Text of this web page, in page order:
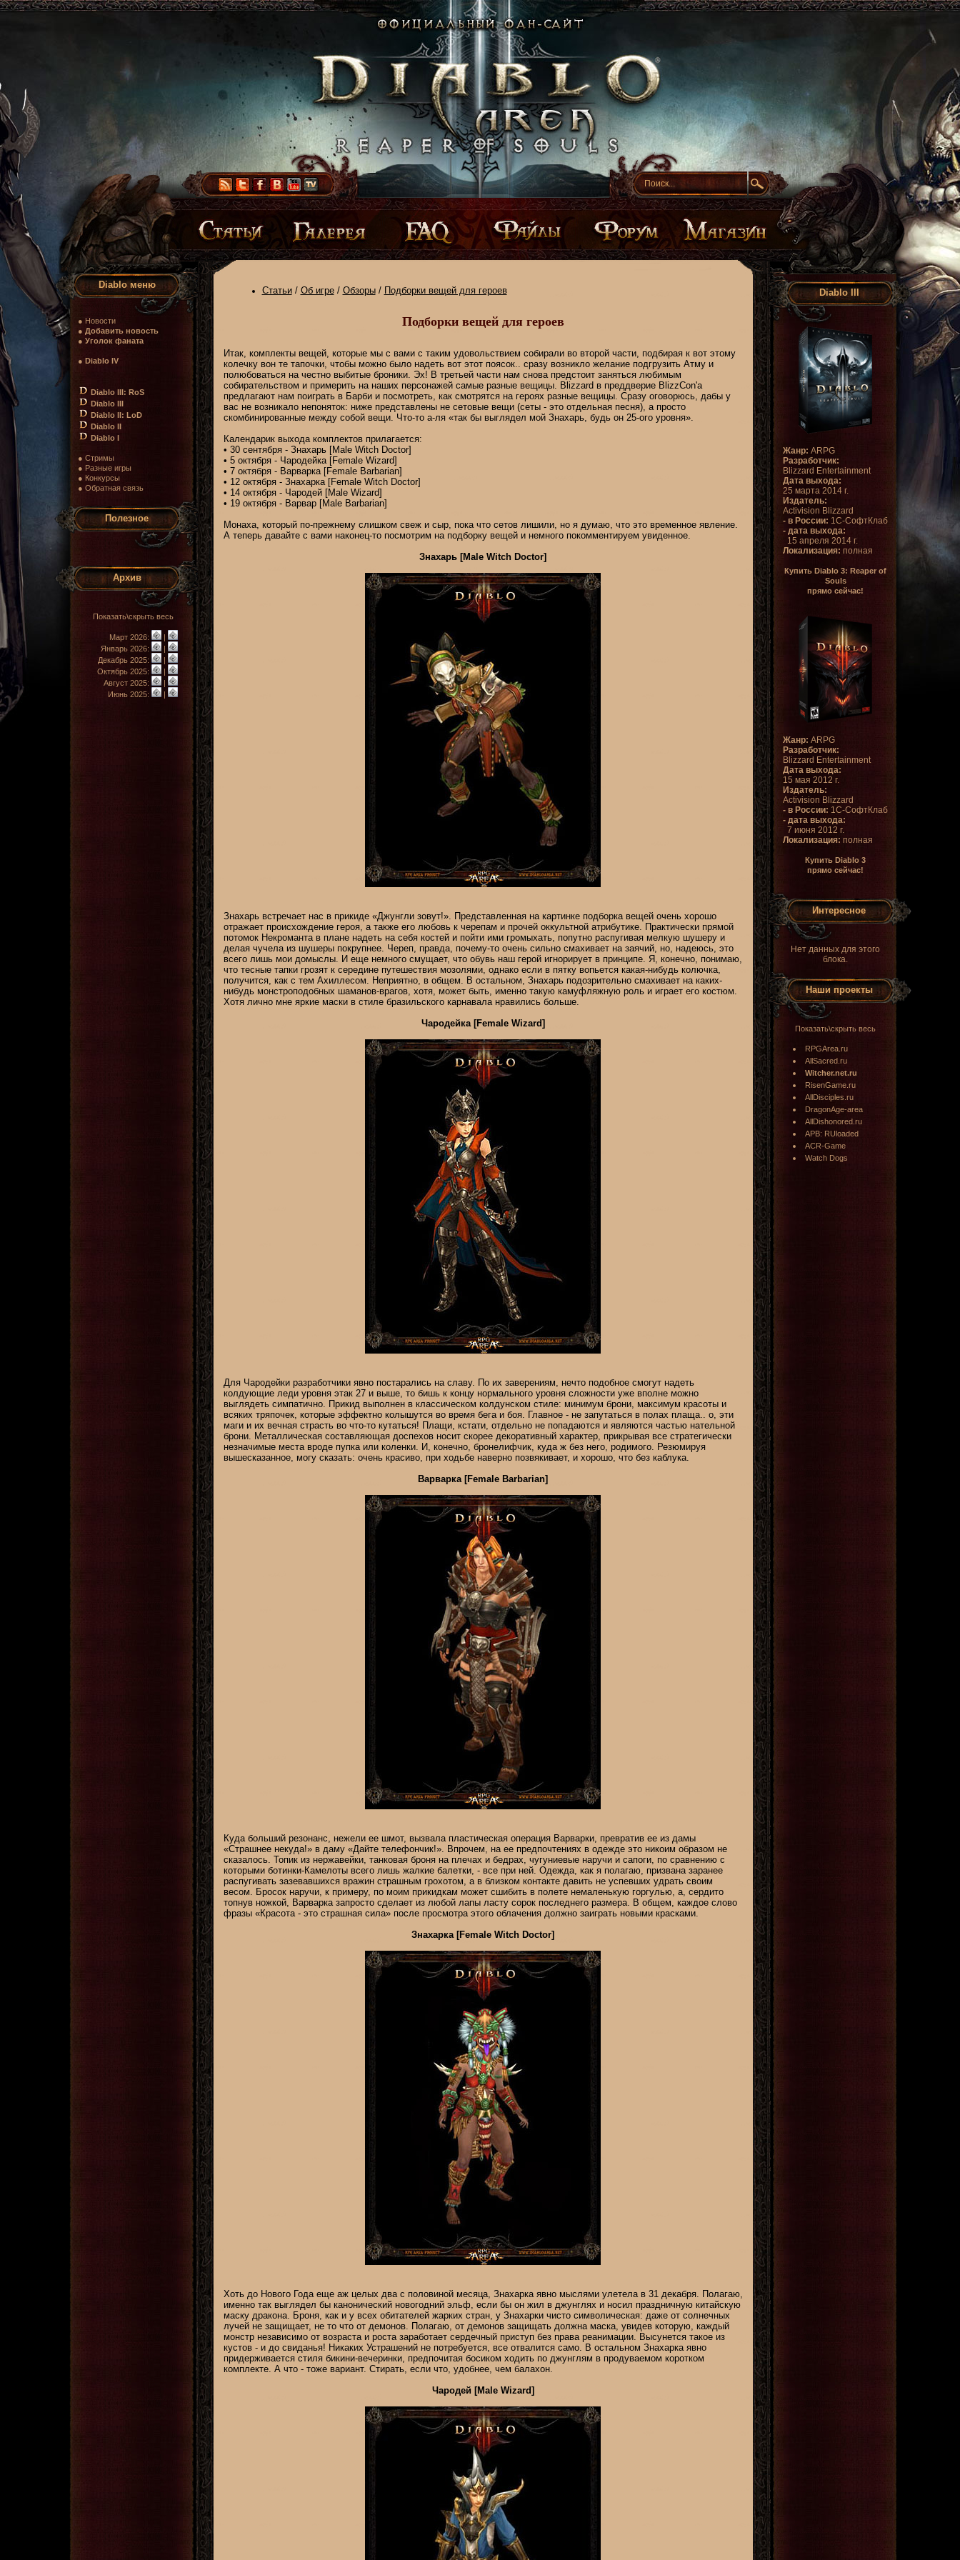
Diablo меню
● Новости
● Добавить новость
● Уголок фаната
● Diablo IV
Diablo III: RoS
Diablo III
Diablo II: LoD
Diablo II
Diablo I
● Стримы
● Разные игры
● Конкурсы
● Обратная связь
Полезное
Архив
Показать\скрыть весь
Март 2026:
|
Январь 2026:
|
Декабрь 2025:
|
Октябрь 2025:
|
Август 2025:
|
Июнь 2025:
|
Статьи/ Об игре/ Обзоры/ Подборки вещей для героев
Подборки вещей для героев
Итак, комплекты вещей, которые мы с вами с таким удовольствием собирали во второй части, подбирая к вот этому
колечку вон те тапочки, чтобы можно было надеть вот этот поясок.. сразу возникло желание подгрузить Атму и
полюбоваться на честно выбитые броники. Эх! В третьей части нам снова предстоит заняться любимым
собирательством и примерить на наших персонажей самые разные вещицы. Blizzard в преддверие BlizzCon'а
предлагают нам поиграть в Барби и посмотреть, как смотрятся на героях разные вещицы. Сразу оговорюсь, дабы у
вас не возникало непоняток: ниже представлены не сетовые вещи (сеты - это отдельная песня), а просто
скомбинированные между собой вещи. Что-то а-ля «так бы выглядел мой Знахарь, будь он 25-ого уровня».
Календарик выхода комплектов прилагается:
• 30 сентября - Знахарь [Male Witch Doctor]
• 5 октября - Чародейка [Female Wizard]
• 7 октября - Варварка [Female Barbarian]
• 12 октября - Знахарка [Female Witch Doctor]
• 14 октября - Чародей [Male Wizard]
• 19 октября - Варвар [Male Barbarian]
Монаха, который по-прежнему слишком свеж и сыр, пока что сетов лишили, но я думаю, что это временное явление.
А теперь давайте с вами наконец-то посмотрим на подборку вещей и немного покомментируем увиденное.
Знахарь [Male Witch Doctor]
Знахарь встречает нас в прикиде «Джунгли зовут!». Представленная на картинке подборка вещей очень хорошо
отражает происхождение героя, а также его любовь к черепам и прочей оккультной атрибутике. Практически прямой
потомок Некроманта в плане надеть на себя костей и пойти ими громыхать, попутно распугивая мелкую шушеру и
делая чучела из шушеры покрупнее. Череп, правда, почему-то очень сильно смахивает на заячий, но, надеюсь, это
всего лишь мои домыслы. И еще немного смущает, что обувь наш герой игнорирует в принципе. Я, конечно, понимаю,
что тесные тапки грозят к середине путешествия мозолями, однако если в пятку вопьется какая-нибудь колючка,
получится, как с тем Ахиллесом. Неприятно, в общем. В остальном, Знахарь подозрительно смахивает на каких-
нибудь монстроподобных шаманов-врагов, хотя, может быть, именно такую камуфляжную роль и играет его костюм.
Хотя лично мне яркие маски в стиле бразильского карнавала нравились больше.
Чародейка [Female Wizard]
Для Чародейки разработчики явно постарались на славу. По их заверениям, нечто подобное смогут надеть
колдующие леди уровня этак 27 и выше, то бишь к концу нормального уровня сложности уже вполне можно
выглядеть симпатично. Прикид выполнен в классическом колдунском стиле: минимум брони, максимум красоты и
всяких тряпочек, которые эффектно колышутся во время бега и боя. Главное - не запутаться в полах плаща.. о, эти
маги и их вечная страсть во что-то кутаться! Плащи, кстати, отдельно не попадаются и являются частью нательной
брони. Металлическая составляющая доспехов носит скорее декоративный характер, прикрывая все стратегически
незначимые места вроде пупка или коленки. И, конечно, бронелифчик, куда ж без него, родимого. Резюмируя
вышесказанное, могу сказать: очень красиво, при ходьбе наверно позвякивает, и хорошо, что без каблука.
Варварка [Female Barbarian]
Куда больший резонанс, нежели ее шмот, вызвала пластическая операция Варварки, превратив ее из дамы
«Страшнее некуда!» в даму «Дайте телефончик!». Впрочем, на ее предпочтениях в одежде это никоим образом не
сказалось. Топик из нержавейки, танковая броня на плечах и бедрах, чугуниевые наручи и сапоги, по сравнению с
которыми ботинки-Камелоты всего лишь жалкие балетки, - все при ней. Одежда, как я полагаю, призвана заранее
распугивать зазевавшихся вражин страшным грохотом, а в близком контакте давить не успевших удрать своим
весом. Бросок наручи, к примеру, по моим прикидкам может сшибить в полете немаленькую горгулью, а, сердито
топнув ножкой, Варварка запросто сделает из любой лапы ласту сорок последнего размера. В общем, каждое слово
фразы «Красота - это страшная сила» после просмотра этого облачения должно заиграть новыми красками.
Знахарка [Female Witch Doctor]
Хоть до Нового Года еще аж целых два с половиной месяца, Знахарка явно мыслями улетела в 31 декабря. Полагаю,
именно так выглядел бы канонический новогодний эльф, если бы он жил в джунглях и носил праздничную китайскую
маску дракона. Броня, как и у всех обитателей жарких стран, у Знахарки чисто символическая: даже от солнечных
лучей не защищает, не то что от демонов. Полагаю, от демонов защищать должна маска, увидев которую, каждый
монстр независимо от возраста и роста заработает сердечный приступ без права реанимации. Высунется такое из
кустов - и до свиданья! Никаких Устрашений не потребуется, все отвалится само. В остальном Знахарка явно
придерживается стиля бикини-вечеринки, предпочитая босиком ходить по джунглям в продуваемом коротком
комплекте. А что - тоже вариант. Стирать, если что, удобнее, чем балахон.
Чародей [Male Wizard]
Diablo III
Жанр: ARPG
Разработчик:
Blizzard Entertainment
Дата выхода:
25 марта 2014 г.
Издатель:
Activision Blizzard
- в России: 1С-СофтКлаб
- дата выхода:
15 апреля 2014 г.
Локализация: полная
Купить Diablo 3: Reaper of
Souls
прямо сейчас!
Жанр: ARPG
Разработчик:
Blizzard Entertainment
Дата выхода:
15 мая 2012 г.
Издатель:
Activision Blizzard
- в России: 1С-СофтКлаб
- дата выхода:
7 июня 2012 г.
Локализация: полная
Купить Diablo 3
прямо сейчас!
Интересное
Нет данных для этого
блока.
Наши проекты
Показать\скрыть весь
RPGArea.ru
AllSacred.ru
Witcher.net.ru
RisenGame.ru
AllDisciples.ru
DragonAge-area
AllDishonored.ru
APB: RUloaded
ACR-Game
Watch Dogs